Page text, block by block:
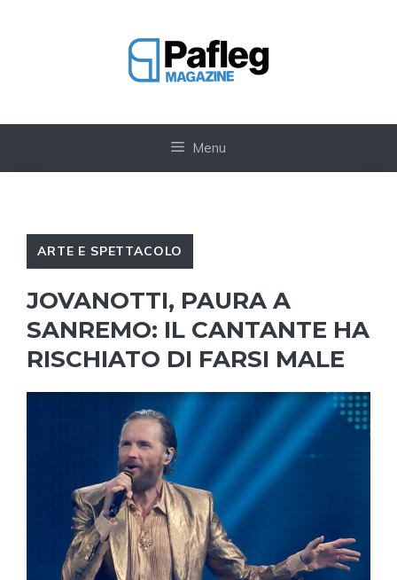
Menu
ARTE E SPETTACOLO
JOVANOTTI, PAURA A
SANREMO: IL CANTANTE HA
RISCHIATO DI FARSI MALE